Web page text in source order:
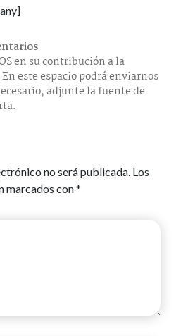
en su contribución a la
este espacio podrá enviarnos
adjunte la fuente de
no será publicada. Los
marcados con*